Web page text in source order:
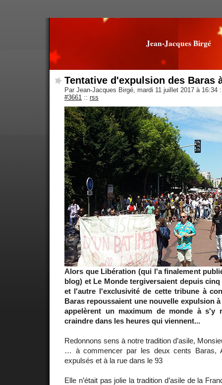
Jean-Jacques Birgé
Tentative d'expulsion des Baras
Par Jean-Jacques Birgé, mardi 11 juillet 2017 à 16:34
#3661 :: rss
Alors que Libération (qui l'a finalement
blog) et Le Monde tergiversaient depuis
et l'autre l'exclusivité de cette tribune à
Baras repoussaient une nouvelle expulsion
appelèrent un maximum de monde à s'y
craindre dans les heures qui viennent...
Redonnons sens à notre tradition d’asile,
… à commencer par les deux cents Baras,
expulsés et à la rue dans le 93
Elle n’était pas jolie la tradition d’asile de la